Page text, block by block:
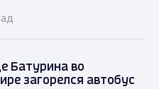
Батурина во
загорелся автобус